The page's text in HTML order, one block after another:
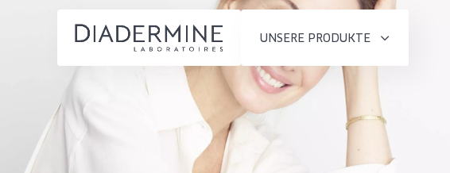
UNSERE PRODUKTE
PRODUKTTYP
Startseite